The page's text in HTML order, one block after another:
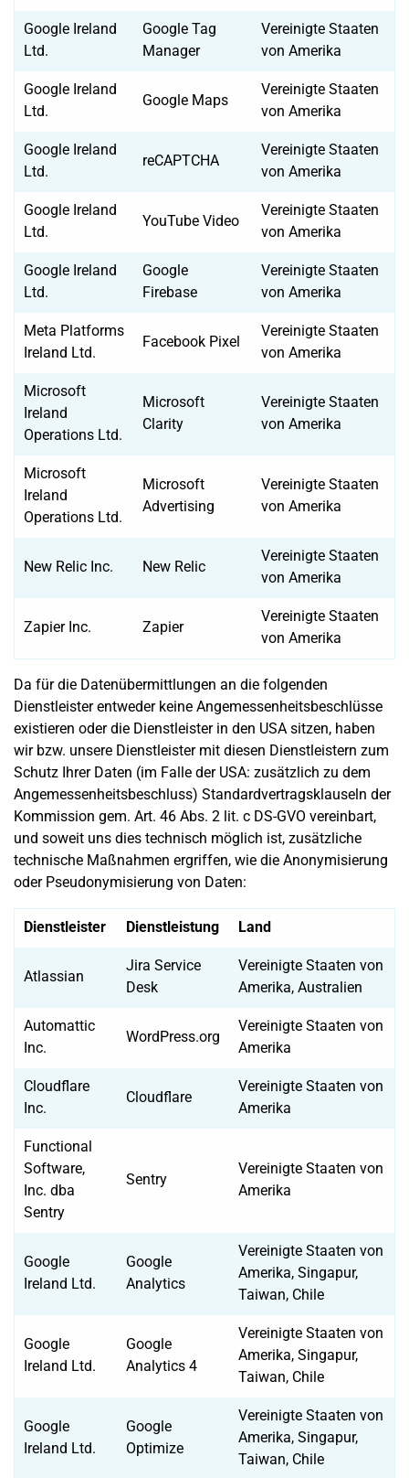
Google Ireland
Ltd.
Google Tag
Manager
Vereinigte Staaten
von Amerika
Google Ireland
Ltd.
Google Maps
Vereinigte Staaten
von Amerika
Google Ireland
Ltd.
reCAPTCHA
Vereinigte Staaten
von Amerika
Google Ireland
Ltd.
YouTube Video
Vereinigte Staaten
von Amerika
Google Ireland
Ltd.
Google
Firebase
Vereinigte Staaten
von Amerika
Meta Platforms
Ireland Ltd.
Facebook Pixel
Vereinigte Staaten
von Amerika
Microsoft
Ireland
Operations Ltd.
Microsoft
Clarity
Vereinigte Staaten
von Amerika
Microsoft
Ireland
Operations Ltd.
Microsoft
Advertising
Vereinigte Staaten
von Amerika
New Relic Inc. New Relic
Vereinigte Staaten
von Amerika
Zapier Inc. Zapier
Vereinigte Staaten
von Amerika
Da für die Datenübermittlungen an die folgenden
Dienstleister entweder keine Angemessenheitsbeschlüsse
existieren oder die Dienstleister in den USA sitzen, haben
wir bzw. unsere Dienstleister mit diesen Dienstleistern zum
Schutz Ihrer Daten (im Falle der USA: zusätzlich zu dem
Angemessenheitsbeschluss) Standardvertragsklauseln der
Kommission gem. Art. 46 Abs. 2 lit. c DS-GVO vereinbart,
und soweit uns dies technisch möglich ist, zusätzliche
technische Maßnahmen ergriffen, wie die Anonymisierung
oder Pseudonymisierung von Daten:
Dienstleister Dienstleistung Land
Atlassian
Jira Service
Desk
Vereinigte Staaten von
Amerika, Australien
Automattic
Inc.
WordPress.org
Vereinigte Staaten von
Amerika
Cloudflare
Inc.
Cloudflare
Vereinigte Staaten von
Amerika
Functional
Software,
Inc. dba
Sentry
Sentry
Vereinigte Staaten von
Amerika
Google
Ireland Ltd.
Google
Analytics
Vereinigte Staaten von
Amerika, Singapur,
Taiwan, Chile
Google
Ireland Ltd.
Google
Analytics 4
Vereinigte Staaten von
Amerika, Singapur,
Taiwan, Chile
Google
Ireland Ltd.
Google
Optimize
Vereinigte Staaten von
Amerika, Singapur,
Taiwan, Chile